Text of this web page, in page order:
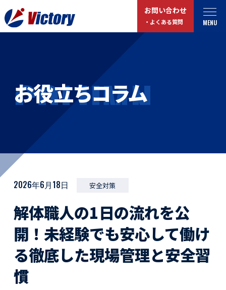
MENU
お問い合わせ
・よくある質問
事業紹介
総合解体 / 解体事業
産業廃棄物収集/ 運搬
企業概要
事業拠点・工場紹介
サステナビリティ
活動レポート
最新情報
お役立ちコラム
マイページログイン
採用情報
社員紹介
お役立ちコラム
COLUMN
2026年6月18日 安全対策
解体職人の1日の流れを公
開！未経験でも安心して働け
る徹底した現場管理と安全習
慣